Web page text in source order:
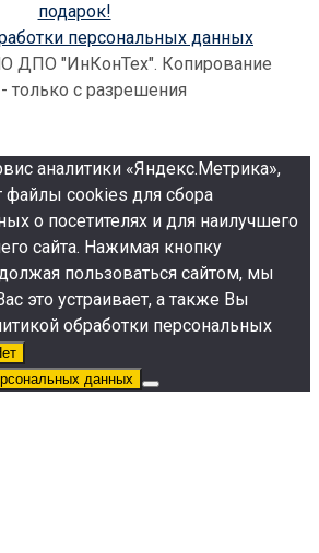
подарок!
персональных данных
ДПО "ИнКонТех". Копирование
только с разрешения
аналитики «Яндекс.Метрика»,
файлы сookies для сбора
о посетителях и для наилучшего
сайта. Нажимая кнопку
пользоваться сайтом, мы
это устраивает, а также Вы
обработки персональных
данных